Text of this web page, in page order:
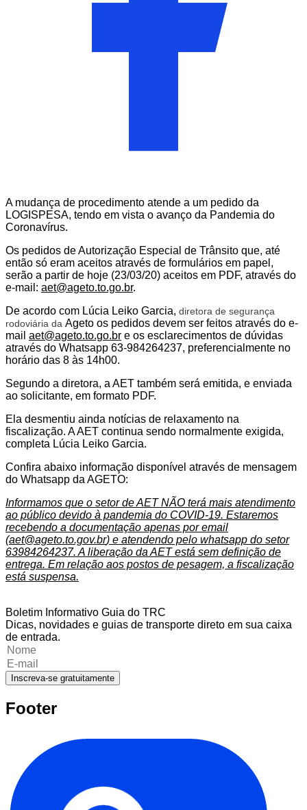
A mudança de procedimento atende a um pedido da
LOGISPESA, tendo em vista o avanço da Pandemia do
Coronavírus.
Os pedidos de Autorização Especial de Trânsito que, até
então só eram aceitos através de formulários em papel,
serão a partir de hoje (23/03/20) aceitos em PDF, através do
e-mail: aet@ageto.to.go.br.
De acordo com Lúcia Leiko Garcia, diretora de segurança
rodoviária da Ageto os pedidos devem ser feitos através do e-
mail aet@ageto.to.go.br e os esclarecimentos de dúvidas
através do Whatsapp 63-984264237, preferencialmente no
horário das 8 às 14h00.
Segundo a diretora, a AET também será emitida, e enviada
ao solicitante, em formato PDF.
Ela desmentiu ainda notícias de relaxamento na
fiscalização. A AET continua sendo normalmente exigida,
completa Lúcia Leiko Garcia.
Confira abaixo informação disponível através de mensagem
do Whatsapp da AGETO:
Informamos que o setor de AET NÃO terá mais atendimento
ao público devido à pandemia do COVID-19. Estaremos
recebendo a documentação apenas por email
(aet@ageto.to.gov.br) e atendendo pelo whatsapp do setor
63984264237. A liberação da AET está sem definição de
entrega. Em relação aos postos de pesagem, a fiscalização
está suspensa.
Boletim Informativo Guia do TRC
Dicas, novidades e guias de transporte direto em sua caixa
de entrada.
Inscreva-se gratuitamente
Footer